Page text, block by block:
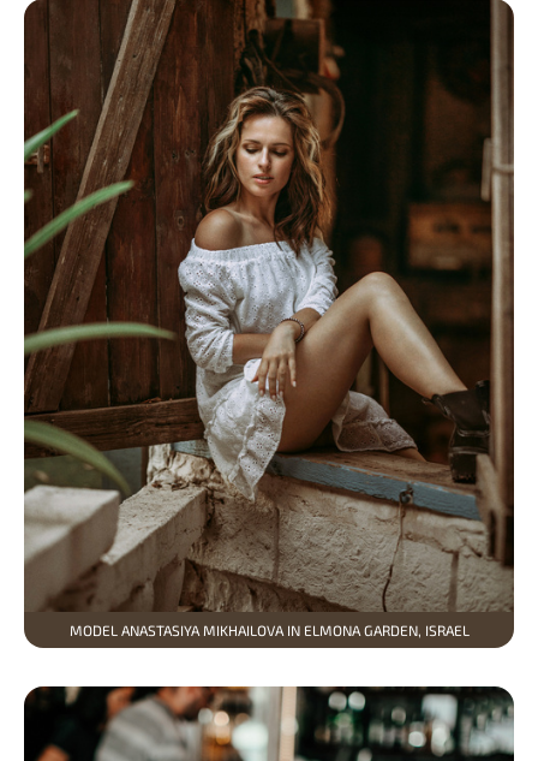
MODEL ANASTASIYA MIKHAILOVA IN ELMONA GARDEN, ISRAEL